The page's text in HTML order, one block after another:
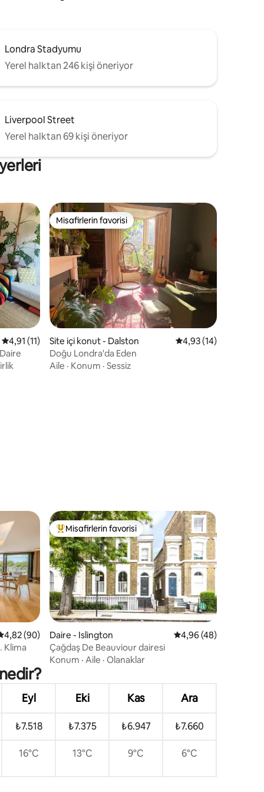
Londra Stadyumu
Yerel halktan 246 kişi öneriyor
Liverpool Street
Yerel halktan 69 kişi öneriyor
5 üzerinden ortalama 4,91 puan, 11 değerlendirme
4,91 (11)
Misafirlerin favorisi
Misafirlerin favorisi
Site içi konut - Dalston 5 üzerinden
4,93 (14)
Doğu Londra'da Eden
Aile · Konum · Sessiz
üzerinden ortalama 4,82 puan, 90 değerlendirme
4,82 (90)
Klima
Misafirlerin favorilerinden en beğenilenler arasında
Misafirlerin favorisi
Daire - Islington 5 üzerinden
4,96 (48)
Çağdaş De Beauviour dairesi
Konum · Aile · Olanaklar
Eyl Eki Kas Ara
₺7.518 ₺7.375 ₺6.947 ₺7.660
16°C 13°C 9°C 6°C